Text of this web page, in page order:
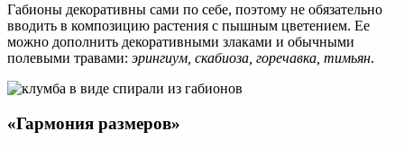
Габионы декоративны сами по себе, поэтому не обязательно
вводить в композицию растения с пышным цветением. Ее
можно дополнить декоративными злаками и обычными
полевыми травами: эрингиум, скабиоза, горечавка, тимьян.
«Гармония размеров»